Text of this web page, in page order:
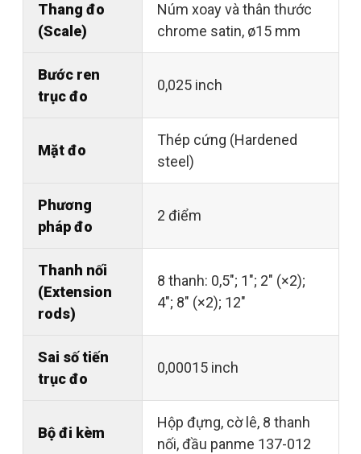
Thang đo
(Scale)
Núm xoay và thân thước
chrome satin, ø15 mm
Bước ren
trục đo
0,025 inch
Mặt đo
Thép cứng (Hardened
steel)
Phương
pháp đo
2 điểm
Thanh nối
(Extension
rods)
8 thanh: 0,5"; 1"; 2" (×2);
4"; 8" (×2); 12"
Sai số tiến
trục đo
0,00015 inch
Bộ đi kèm
Hộp đựng, cờ lê, 8 thanh
nối, đầu panme 137-012